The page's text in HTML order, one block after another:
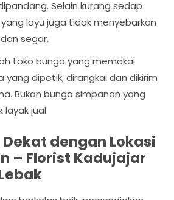
Selain kurang sedap
layu juga tidak menyebarkan
segar.
toko bunga yang memakai
yang dipetik, dirangkai dan dikirim
Bukan bunga simpanan yang
jual.
dengan Lokasi
– Florist Kadujajar